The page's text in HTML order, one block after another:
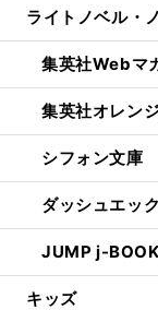
ライトノベル・
集英社Webマ
集英社オレン
シフォン文庫
ダッシュエッ
JUMP j-
キッズ